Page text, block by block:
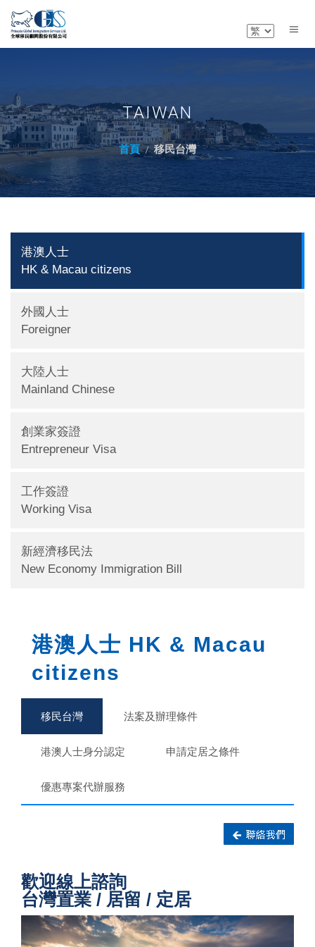
TAIWAN
首頁 移民台灣
港澳人士
HK & Macau citizens
外國人士
Foreigner
大陸人士
Mainland Chinese
創業家簽證
Entrepreneur Visa
工作簽證
Working Visa
新經濟移民法
New Economy Immigration Bill
港澳人士 HK & Macau
citizens
移民台灣 法案及辦理條件
港澳人士身分認定 申請定居之條件
優惠專案代辦服務
歡迎線上諮詢
台灣置業 / 居留 / 定居